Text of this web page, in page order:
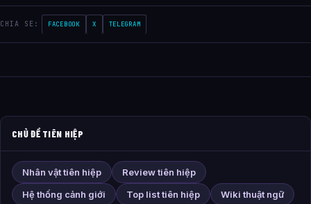
CHIA SE: FACEBOOK X TELEGRAM
CHỦ ĐỀ TIÊN HIỆP
Nhân vật tiên hiệp
Review tiên hiệp
Hệ thống cảnh giới
Top list tiên hiệp Wiki thuật ngữ